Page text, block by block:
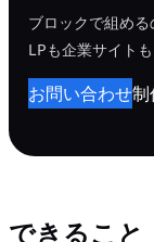
ブロックで組める
LPも企業サイト
お問い合わせ制
できること